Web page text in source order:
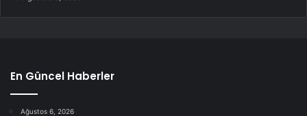
En Güncel Haberler
Ağustos 6, 2026